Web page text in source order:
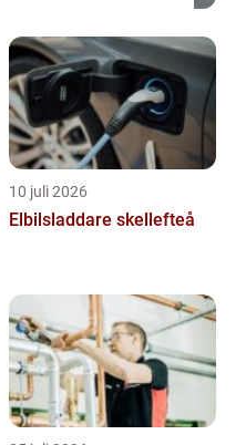
10 juli 2026
Elbilsladdare skellefteå